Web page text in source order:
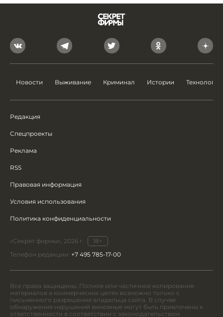
Новости Выживание Криминал Истории Технологии
Редакция
Спецпроекты
Реклама
RSS
Правовая информация
Условия использования
Политика конфиденциальности
«Секрет фирмы», 2026 г.
18+
Телефон редакции: +7 495 785-17-00
Все права защищены. Полное или частичное копирование
материалов в коммерческих целях возможно только с
письменного разрешения владельца сайта. В случае
обнаружения нарушений виновные могут быть привлечены к
ответственности в соответствии с законодательством